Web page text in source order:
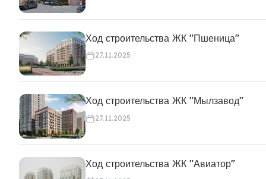
Ход строительства ЖК "Пшеница"
27.11.2025
Ход строительства ЖК "Мылзавод"
27.11.2025
Ход строительства ЖК "Авиатор"